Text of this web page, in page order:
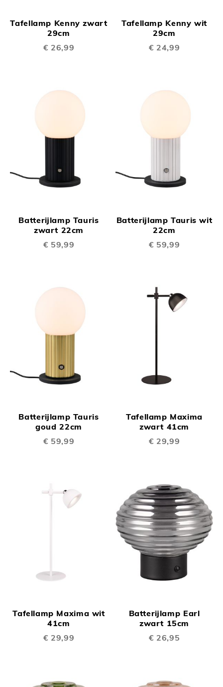
Tafellamp Kenny zwart
29cm
€ 26,99
Tafellamp Kenny wit
29cm
€ 24,99
Batterijlamp Tauris
zwart 22cm
€ 59,99
Batterijlamp Tauris wit
22cm
€ 59,99
Batterijlamp Tauris
goud 22cm
€ 59,99
Tafellamp Maxima
zwart 41cm
€ 29,99
Tafellamp Maxima wit
41cm
€ 29,99
Batterijlamp Earl
zwart 15cm
€ 26,95